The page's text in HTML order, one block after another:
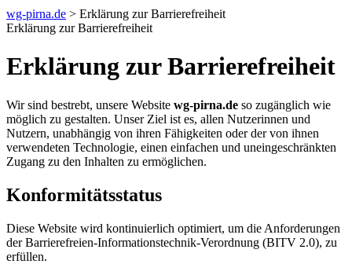
wg-pirna.de > Erklärung zur Barrierefreiheit
Erklärung zur Barrierefreiheit
Erklärung zur Barrierefreiheit
Wir sind bestrebt, unsere Website wg-pirna.de so zugänglich wie
möglich zu gestalten. Unser Ziel ist es, allen Nutzerinnen und
Nutzern, unabhängig von ihren Fähigkeiten oder der von ihnen
verwendeten Technologie, einen einfachen und uneingeschränkten
Zugang zu den Inhalten zu ermöglichen.
Konformitätsstatus
Diese Website wird kontinuierlich optimiert, um die Anforderungen
der Barrierefreien-Informationstechnik-Verordnung (BITV 2.0), zu
erfüllen.